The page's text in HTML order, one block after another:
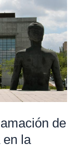
de
en la